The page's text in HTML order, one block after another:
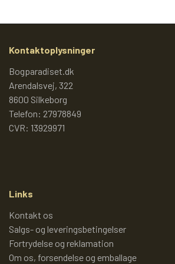
JUMBO
LADEMANNS
DE HELT GAMLE
RASMUS KLUMP
BULLYLAND
REISLER (GAMLE
ANDRE GAMLE
FIGURER
Kontaktoplysninger
Bogparadiset.dk
Arendalsvej, 322
8600 Silkeborg
Telefon: 27978849
CVR: 13929971
Links
Kontakt os
Salgs- og leveringsbetingelser
Fortrydelse og reklamation
Om os, forsendelse og emballage